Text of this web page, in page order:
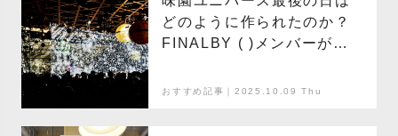
どのように作られたのか？
FINALBY ( )メンバーが語
引きとその記憶
おすすめ記事｜2025.10.09 Thu